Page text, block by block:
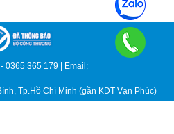
0365 365 179 | Email:
Tp.Hồ Chí Minh (gần KDT Vạn Phúc)